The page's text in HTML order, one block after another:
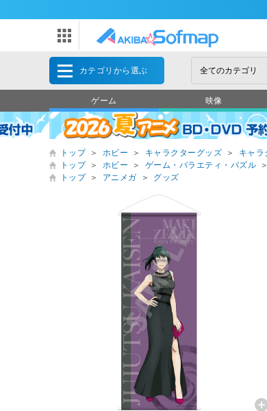
カテゴリから選ぶ
ゲーム 映像
トップ ＞ ホビー ＞ キャラクターグッズ ＞
キャラ
トップ
＞ ホビー ＞ ゲーム・バラエティ・パズル ＞
トップ
＞ アニメガ ＞ グッズ